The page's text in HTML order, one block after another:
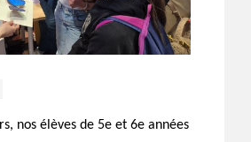
nos élèves de 5e et 6e années